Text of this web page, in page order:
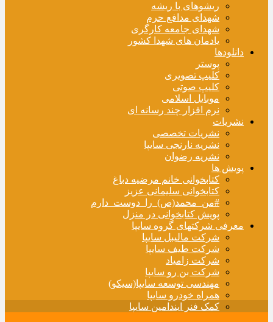
ریشوهای با ریشه
شهدای مدافع حرم
شهدای جامعه کارگری
یادمان های شهدا کشور
دانلودها
پوستر
کلیپ تصویری
کلیپ صوتی
موبایل اسلامی
نرم افزار چند رسانه ای
نشریات
نشریات تخصصی
نشریه نارنجی سایپا
نشریه رضوان
پویش ها
کتابخوانی خانم مرضیه دباغ
کتابخوانی سلیمانی عزیز
#من_محمد(ص)_را_دوست_دارم
پویش کتابخوانی در منزل
معرفی شرکتهای گروه سایپا
شرکت مالیبل سایپا
شرکت طیف سایپا
شرکت زامیاد
شرکت بن رو سایپا
مهندسی توسعه سایپا(سیکو)
همراه خودرو سایپا
کمک فنر ایندامین سایپا